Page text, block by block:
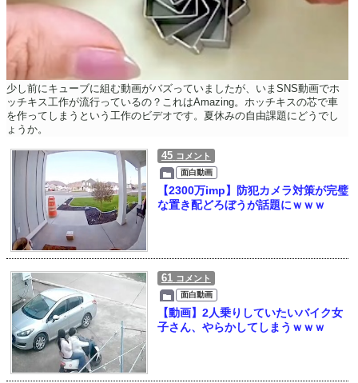
少し前にキューブに組む動画がバズっていましたが、いまSNS動画でホ
ッチキス工作が流行っているの？これはAmazing。ホッチキスの芯で車
を作ってしまうという工作のビデオです。夏休みの自由課題にどうでし
ょうか。
45 コメント
面白動画
【2300万imp】防犯カメラ対策が完璧
な置き配どろぼうが話題にｗｗｗ
61 コメント
面白動画
【動画】2人乗りしていたいバイク女
子さん、やらかしてしまうｗｗｗ